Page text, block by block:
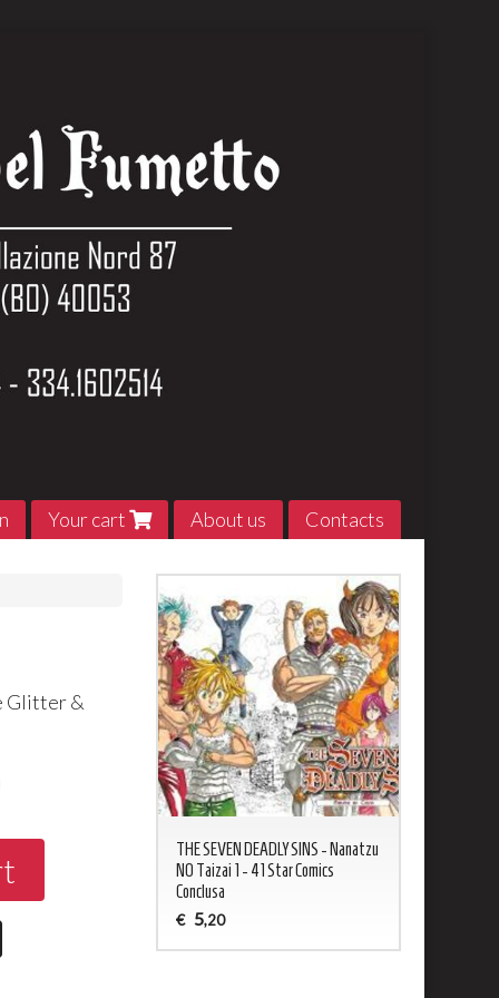
Your cart About us Contacts
Glitter &
THE SEVEN DEADLY SINS - Nanatzu
NO Taizai 1 - 41 Star Comics
Conclusa
€ 5,20